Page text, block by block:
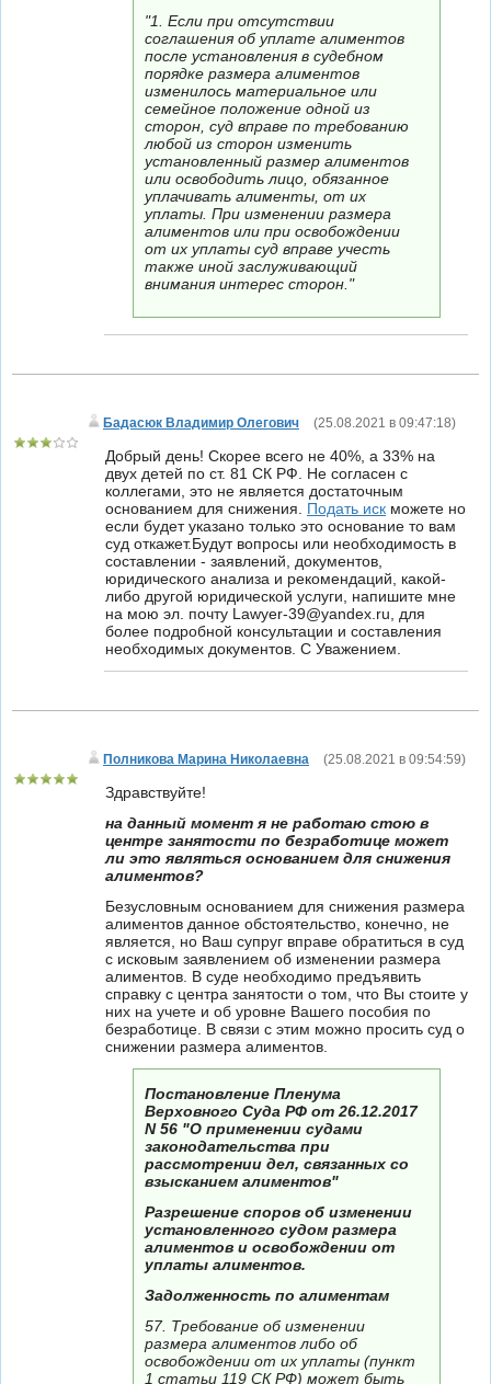
"1. Если при отсутствии
соглашения об уплате алиментов
после установления в судебном
порядке размера алиментов
изменилось материальное или
семейное положение одной из
сторон, суд вправе по требованию
любой из сторон изменить
установленный размер алиментов
или освободить лицо, обязанное
уплачивать алименты, от их
уплаты. При изменении размера
алиментов или при освобождении
от их уплаты суд вправе учесть
также иной заслуживающий
внимания интерес сторон."
Бадасюк Владимир Олегович (25.08.2021 в 09:47:18)
Добрый день! Скорее всего не 40%, а 33% на
двух детей по ст. 81 СК РФ. Не согласен с
коллегами, это не является достаточным
основанием для снижения. Подать иск можете но
если будет указано только это основание то вам
суд откажет.Будут вопросы или необходимость в
составлении - заявлений, документов,
юридического анализа и рекомендаций, какой-
либо другой юридической услуги, напишите мне
на мою эл. почту Lawyer-39@yandex.ru, для
более подробной консультации и составления
необходимых документов. С Уважением.
Полникова Марина Николаевна (25.08.2021 в 09:54:59)
Здравствуйте!
на данный момент я не работаю стою в
центре занятости по безработице может
ли это являться основанием для снижения
алиментов?
Безусловным основанием для снижения размера
алиментов данное обстоятельство, конечно, не
является, но Ваш супруг вправе обратиться в суд
с исковым заявлением об изменении размера
алиментов. В суде необходимо предъявить
справку с центра занятости о том, что Вы стоите у
них на учете и об уровне Вашего пособия по
безработице. В связи с этим можно просить суд о
снижении размера алиментов.
Постановление Пленума
Верховного Суда РФ от 26.12.2017
N 56 "О применении судами
законодательства при
рассмотрении дел, связанных со
взысканием алиментов"
Разрешение споров об изменении
установленного судом размера
алиментов и освобождении от
уплаты алиментов.
Задолженность по алиментам
57. Требование об изменении
размера алиментов либо об
освобождении от их уплаты (пункт
1 статьи 119 СК РФ) может быть